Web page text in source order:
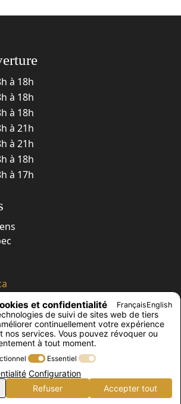
à 18h
à 18h
à 18h
à 21h
à 21h
à 18h
à 17h
!
© Le Viennois, 2026
et confidentialité FrançaisEnglish
de suivi de sites web de tiers
continuellement votre expérience
nos services. Vous pouvez révoquer ou
à tout moment.
Essentiel
Configuration
Refuser Accepter tout